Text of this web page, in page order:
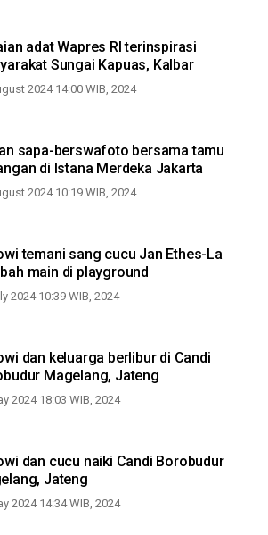
adat Wapres RI terinspirasi
Sungai Kapuas, Kalbar
2024 14:00 WIB, 2024
sapa-berswafoto bersama tamu
di Istana Merdeka Jakarta
2024 10:19 WIB, 2024
temani sang cucu Jan Ethes-La
main di playground
2024 10:39 WIB, 2024
dan keluarga berlibur di Candi
Magelang, Jateng
2024 18:03 WIB, 2024
dan cucu naiki Candi Borobudur
Jateng
2024 14:34 WIB, 2024